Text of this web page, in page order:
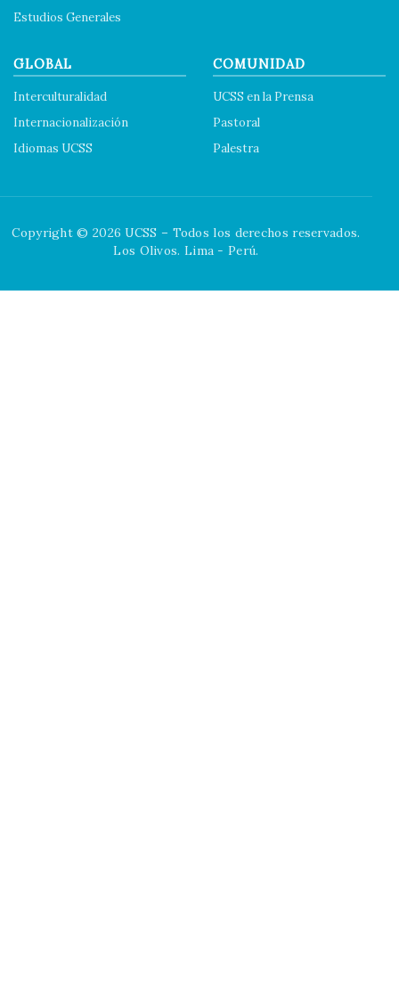
Estudios Generales
GLOBAL
Interculturalidad
Internacionalización
Idiomas UCSS
COMUNIDAD
UCSS en la Prensa
Pastoral
Palestra
Copyright © 2026 UCSS – Todos los derechos reservados.
Los Olivos. Lima - Perú.